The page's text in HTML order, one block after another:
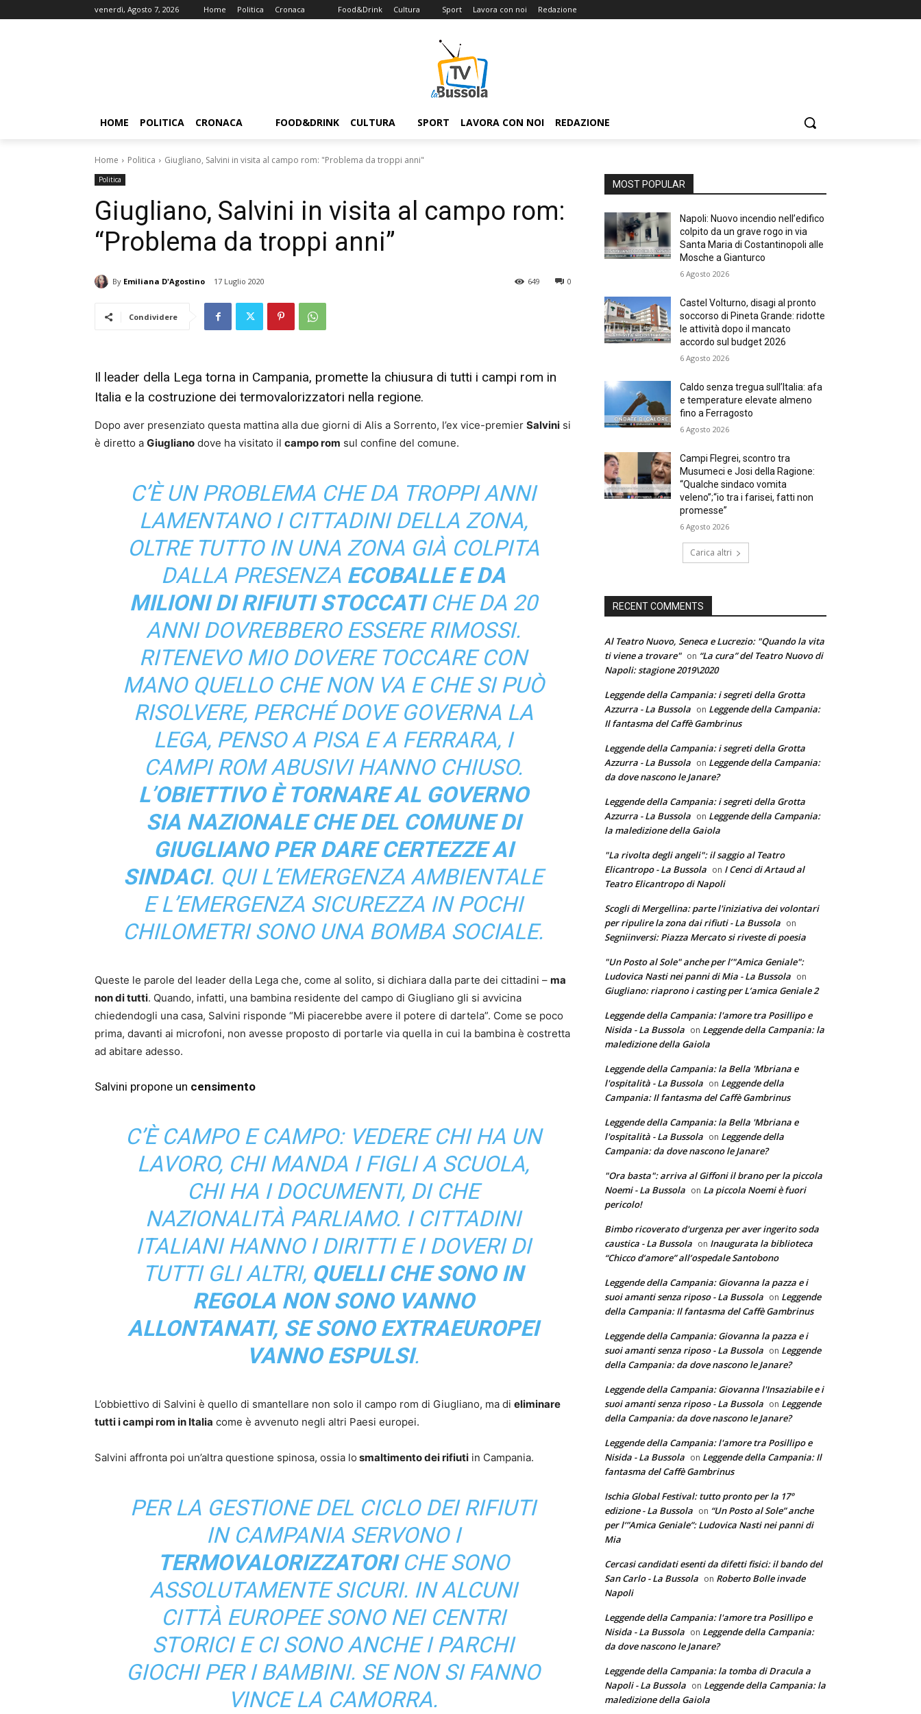
venerdì, Agosto 7, 2026 Home Politica Cronaca Food&Drink Cultura Sport Lavora con noi Redazione
HOME POLITICA CRONACA FOOD&DRINK CULTURA SPORT LAVORA CON NOI REDAZIONE
Home Politica Giugliano, Salvini in visita al campo rom: "Problema da troppi anni"
Politica
Giugliano, Salvini in visita al campo rom:
“Problema da troppi anni”
By Emiliana D'Agostino 17 Luglio 2020 0
649
Condividere
Il leader della Lega torna in Campania, promette la chiusura di tutti i campi rom in
Italia e la costruzione dei termovalorizzatori nella regione.
Dopo aver presenziato questa mattina alla due giorni di Alis a Sorrento, l’ex vice-premier Salvini si
è diretto a Giugliano dove ha visitato il campo rom sul confine del comune.
C’È UN PROBLEMA CHE DA TROPPI ANNI
LAMENTANO I CITTADINI DELLA ZONA,
OLTRE TUTTO IN UNA ZONA GIÀ COLPITA
DALLA PRESENZA ECOBALLE E DA
MILIONI DI RIFIUTI STOCCATICHE DA 20
ANNI DOVREBBERO ESSERE RIMOSSI.
RITENEVO MIO DOVERE TOCCARE CON
MANO QUELLO CHE NON VA E CHE SI PUÒ
RISOLVERE, PERCHÉ DOVE GOVERNA LA
LEGA, PENSO A PISA E A FERRARA, I
CAMPI ROM ABUSIVI HANNO CHIUSO.
L’OBIETTIVO È TORNARE AL GOVERNO
SIA NAZIONALE CHE DEL COMUNE DI
GIUGLIANO PER DARE CERTEZZE AI
SINDACI. QUI L’EMERGENZA AMBIENTALE
E L’EMERGENZA SICUREZZA IN POCHI
CHILOMETRI SONO UNA BOMBA SOCIALE.
Queste le parole del leader della Lega che, come al solito, si dichiara dalla parte dei cittadini – ma
non di tutti. Quando, infatti, una bambina residente del campo di Giugliano gli si avvicina
chiedendogli una casa, Salvini risponde “Mi piacerebbe avere il potere di dartela”. Come se poco
prima, davanti ai microfoni, non avesse proposto di portarle via quella in cui la bambina è costretta
ad abitare adesso.
Salvini propone un censimento
C’È CAMPO E CAMPO: VEDERE CHI HA UN
LAVORO, CHI MANDA I FIGLI A SCUOLA,
CHI HA I DOCUMENTI, DI CHE
NAZIONALITÀ PARLIAMO. I CITTADINI
ITALIANI HANNO I DIRITTI E I DOVERI DI
TUTTI GLI ALTRI, QUELLI CHE SONO IN
REGOLA NON SONO VANNO
ALLONTANATI, SE SONO EXTRAEUROPEI
VANNO ESPULSI.
L’obbiettivo di Salvini è quello di smantellare non solo il campo rom di Giugliano, ma di eliminare
tutti i campi rom in Italia come è avvenuto negli altri Paesi europei.
Salvini affronta poi un’altra questione spinosa, ossia lo smaltimento dei rifiuti in Campania.
PER LA GESTIONE DEL CICLO DEI RIFIUTI
IN CAMPANIA SERVONO I
TERMOVALORIZZATORICHE SONO
ASSOLUTAMENTE SICURI. IN ALCUNI
CITTÀ EUROPEE SONO NEI CENTRI
STORICI E CI SONO ANCHE I PARCHI
GIOCHI PER I BAMBINI. SE NON SI FANNO
VINCE LA CAMORRA.
MOST POPULAR
Napoli: Nuovo incendio nell’edifico
colpito da un grave rogo in via
Santa Maria di Costantinopoli alle
Mosche a Gianturco
6 Agosto 2026
Castel Volturno, disagi al pronto
soccorso di Pineta Grande: ridotte
le attività dopo il mancato
accordo sul budget 2026
6 Agosto 2026
Caldo senza tregua sull’Italia: afa
e temperature elevate almeno
fino a Ferragosto
6 Agosto 2026
Campi Flegrei, scontro tra
Musumeci e Josi della Ragione:
“Qualche sindaco vomita
veleno”;“io tra i farisei, fatti non
promesse”
6 Agosto 2026
Carica altri
RECENT COMMENTS
Al Teatro Nuovo, Seneca e Lucrezio: "Quando la vita
ti viene a trovare" on “La cura” del Teatro Nuovo di
Napoli: stagione 2019\2020
Leggende della Campania: i segreti della Grotta
Azzurra - La Bussola on Leggende della Campania:
Il fantasma del Caffè Gambrinus
Leggende della Campania: i segreti della Grotta
Azzurra - La Bussola on Leggende della Campania:
da dove nascono le Janare?
Leggende della Campania: i segreti della Grotta
Azzurra - La Bussola on Leggende della Campania:
la maledizione della Gaiola
"La rivolta degli angeli": il saggio al Teatro
Elicantropo - La Bussola on I Cenci di Artaud al
Teatro Elicantropo di Napoli
Scogli di Mergellina: parte l'iniziativa dei volontari
per ripulire la zona dai rifiuti - La Bussola on
Segniinversi: Piazza Mercato si riveste di poesia
"Un Posto al Sole" anche per l’"Amica Geniale":
Ludovica Nasti nei panni di Mia - La Bussola on
Giugliano: riaprono i casting per L’amica Geniale 2
Leggende della Campania: l'amore tra Posillipo e
Nisida - La Bussola on Leggende della Campania: la
maledizione della Gaiola
Leggende della Campania: la Bella 'Mbriana e
l'ospitalità - La Bussola on Leggende della
Campania: Il fantasma del Caffè Gambrinus
Leggende della Campania: la Bella 'Mbriana e
l'ospitalità - La Bussola on Leggende della
Campania: da dove nascono le Janare?
"Ora basta": arriva al Giffoni il brano per la piccola
Noemi - La Bussola on La piccola Noemi è fuori
pericolo!
Bimbo ricoverato d'urgenza per aver ingerito soda
caustica - La Bussola on Inaugurata la biblioteca
“Chicco d’amore” all’ospedale Santobono
Leggende della Campania: Giovanna la pazza e i
suoi amanti senza riposo - La Bussola on Leggende
della Campania: Il fantasma del Caffè Gambrinus
Leggende della Campania: Giovanna la pazza e i
suoi amanti senza riposo - La Bussola on Leggende
della Campania: da dove nascono le Janare?
Leggende della Campania: Giovanna l'Insaziabile e i
suoi amanti senza riposo - La Bussola on Leggende
della Campania: da dove nascono le Janare?
Leggende della Campania: l'amore tra Posillipo e
Nisida - La Bussola on Leggende della Campania: Il
fantasma del Caffè Gambrinus
Ischia Global Festival: tutto pronto per la 17°
edizione - La Bussola on “Un Posto al Sole” anche
per l’”Amica Geniale”: Ludovica Nasti nei panni di
Mia
Cercasi candidati esenti da difetti fisici: il bando del
San Carlo - La Bussola on Roberto Bolle invade
Napoli
Leggende della Campania: l'amore tra Posillipo e
Nisida - La Bussola on Leggende della Campania:
da dove nascono le Janare?
Leggende della Campania: la tomba di Dracula a
Napoli - La Bussola on Leggende della Campania: la
maledizione della Gaiola